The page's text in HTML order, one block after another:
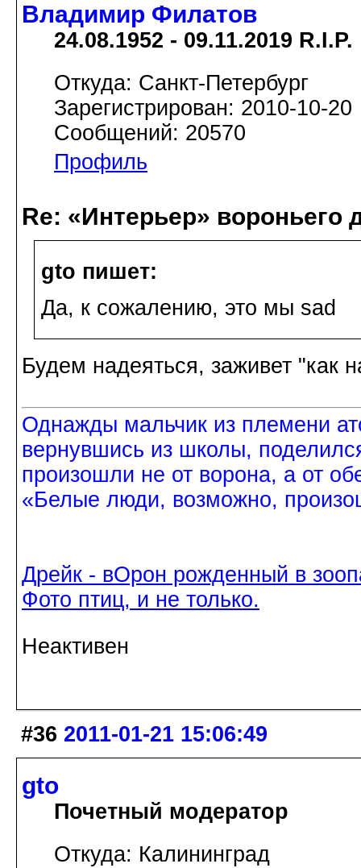
Владимир Филатов
24.08.1952 - 09.11.2019 R.I.P.
Откуда: Санкт-Петербург
Зарегистрирован: 2010-10-20
Сообщений: 20570
Профиль
Re: «Интерьер» вороньего
gto пишет:
Да, к сожалению, это мы sad
Будем надеяться, заживет "как
Однажды мальчик из племени
вернувшись из школы,
произошли не от ворона, а от
«Белые люди, возможно,
Дрейк - вОрон рожденный в
Фото птиц, и не только.
Неактивен
#36 2011-01-21 15:06:49
gto
Почетный модератор
Откуда: Калининград